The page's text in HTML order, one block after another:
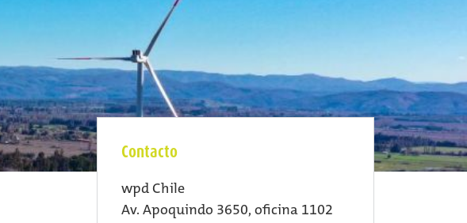
Contacto
wpd Chile
Av. Apoquindo 3650, oficina 1102